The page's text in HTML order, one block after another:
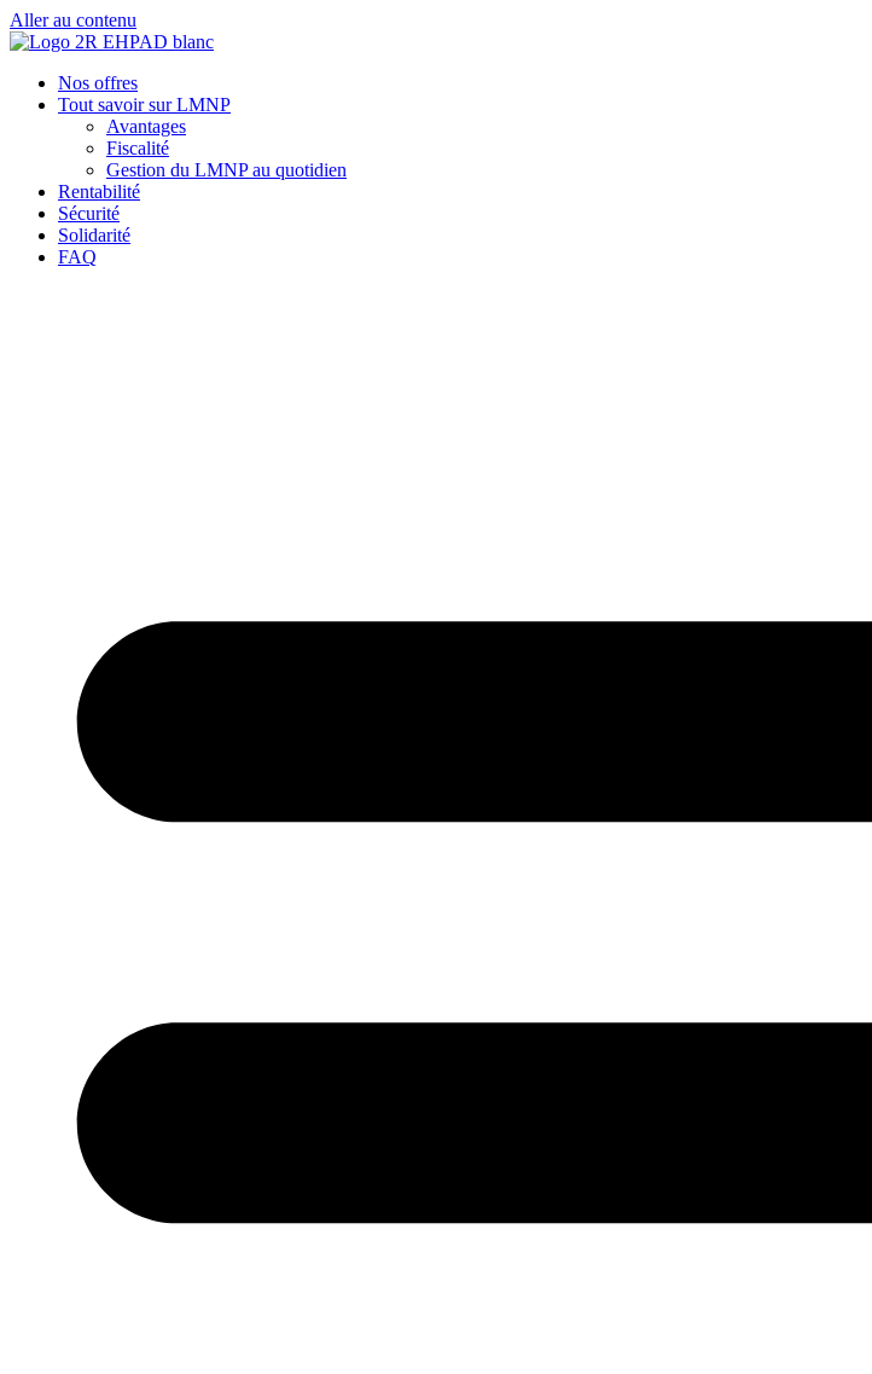
Aller au contenu
Nos offres
Tout savoir sur LMNP
Avantages
Fiscalité
Gestion du LMNP au quotidien
Rentabilité
Sécurité
Solidarité
FAQ